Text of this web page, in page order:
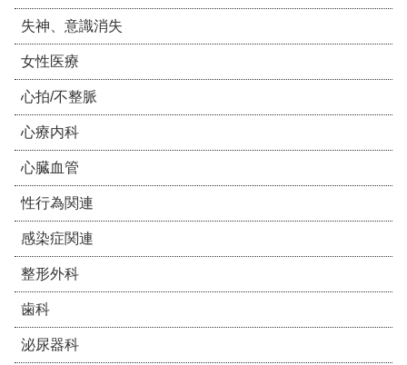
失神、意識消失
女性医療
心拍/不整脈
心療内科
心臓血管
性行為関連
感染症関連
整形外科
歯科
泌尿器科